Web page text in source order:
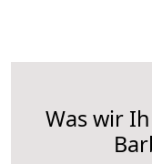
Was wir